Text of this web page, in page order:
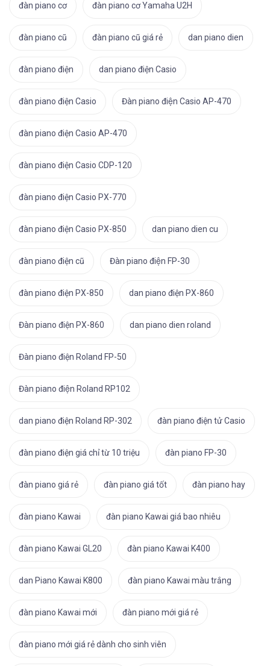
đàn piano cơ đàn piano cơ Yamaha U2H
đàn piano cũ đàn piano cũ giá rẻ dan piano dien
đàn piano điện dan piano điện Casio
đàn piano điện Casio Đàn piano điện Casio AP-470
đàn piano điện Casio AP-470
đàn piano điện Casio CDP-120
đàn piano điện Casio PX-770
đàn piano điện Casio PX-850 dan piano dien cu
đàn piano điện cũ Đàn piano điện FP-30
đàn piano điện PX-850 dan piano điện PX-860
Đàn piano điện PX-860 dan piano dien roland
Đàn piano điện Roland FP-50
Đàn piano điện Roland RP102
dan piano điện Roland RP-302 đàn piano điện tử Casio
đàn piano điện giá chỉ từ 10 triệu đàn piano FP-30
đàn piano giá rẻ đàn piano giá tốt đàn piano hay
đàn piano Kawai đàn piano Kawai giá bao nhiêu
đàn piano Kawai GL20 đàn piano Kawai K400
dan Piano Kawai K800 đàn piano Kawai màu trắng
đàn piano Kawai mới đàn piano mới giá rẻ
đàn piano mới giá rẻ dành cho sinh viên